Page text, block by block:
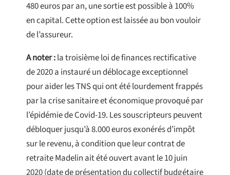
480 euros par an, une sortie est possible à 100%
en capital. Cette option est laissée au bon vouloir
de l’assureur.
A noter :la troisième loi de finances rectificative
de 2020 a instauré un déblocage exceptionnel
pour aider les TNS qui ont été lourdement frappés
par la crise sanitaire et économique provoqué par
l’épidémie de Covid-19. Les souscripteurs peuvent
débloquer jusqu’à 8.000 euros exonérés d’impôt
sur le revenu, à condition que leur contrat de
retraite Madelin ait été ouvert avant le 10 juin
2020 (date de présentation du collectif budgétaire